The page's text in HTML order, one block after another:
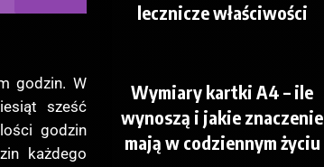
godzin. W
sześć
godzin
każdego
lecznicze właściwości
Wymiary kartki A4 – ile
wynoszą i jakie znaczenie
mają w codziennym życiu